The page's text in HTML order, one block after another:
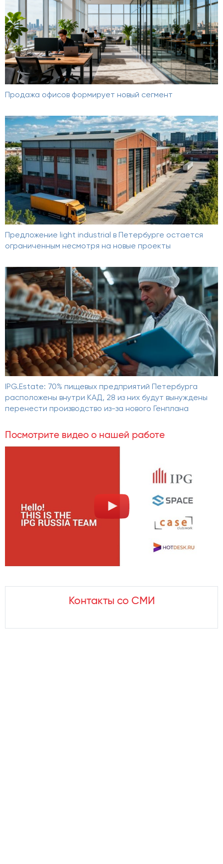
Продажа офисов формирует новый сегмент
Предложение light industrial в Петербурге остается
ограниченным несмотря на новые проекты
IPG.Estate: 70% пищевых предприятий Петербурга
расположены внутри КАД, 28 из них будут вынуждены
перенести производство из-за нового Генплана
Посмотрите видео о нашей работе
Контакты со СМИ